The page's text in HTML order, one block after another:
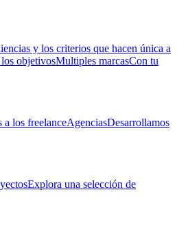
y los criterios que hacen única a
los objetivosMultiples marcasCon tu
a los freelanceAgenciasDesarrollamos
Explora una selección de